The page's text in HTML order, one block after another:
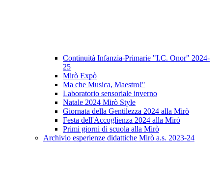
Continuità Infanzia-Primarie "I.C. Onor" 2024-
25
Mirò Expò
Ma che Musica, Maestro!"
Laboratorio sensoriale inverno
Natale 2024 Mirò Style
Giornata della Gentilezza 2024 alla Mirò
Festa dell'Accoglienza 2024 alla Mirò
Primi giorni di scuola alla Mirò
Archivio esperienze didattiche Mirò a.s. 2023-24